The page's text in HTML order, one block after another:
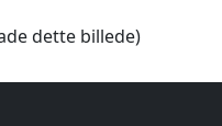
dette billede)